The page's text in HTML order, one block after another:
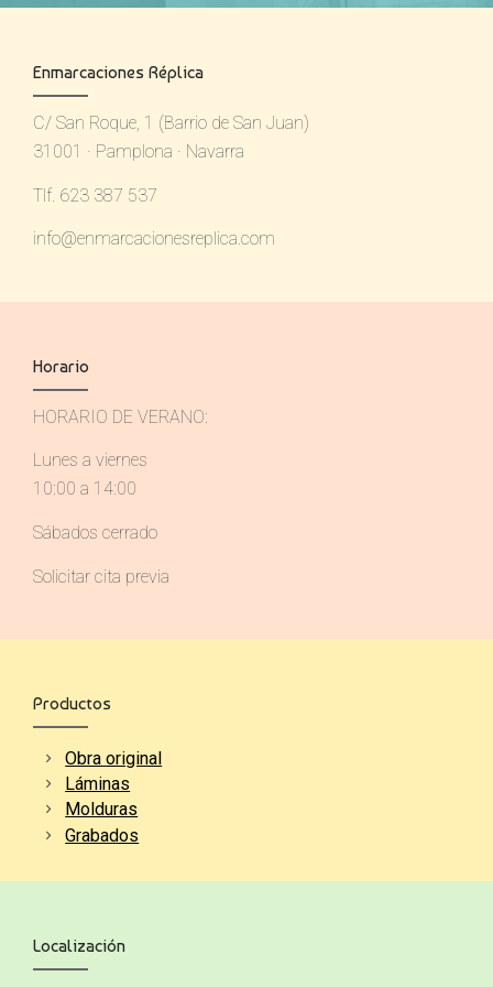
Enmarcaciones Réplica
C/ San Roque, 1 (Barrio de San Juan)
31001 · Pamplona · Navarra
Tlf. 623 387 537
info@enmarcacionesreplica.com
Horario
HORARIO DE VERANO:
Lunes a viernes
10:00 a 14:00
Sábados cerrado
Solicitar cita previa
Productos
Obra original
Láminas
Molduras
Grabados
Localización